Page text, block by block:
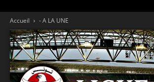
Accueil - A LA UNE